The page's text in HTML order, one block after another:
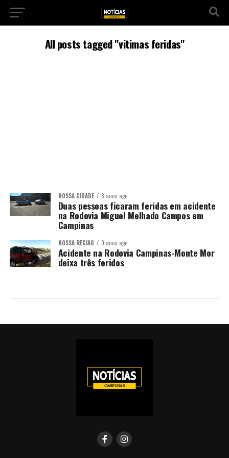
All posts tagged "vitimas feridas"
NOSSA CIDADE 8 anos ago
Duas pessoas ficaram feridas em acidente
na Rodovia Miguel Melhado Campos em
Campinas
NOSSA REGIÃO 9 anos ago
Acidente na Rodovia Campinas-Monte Mor
deixa três feridos